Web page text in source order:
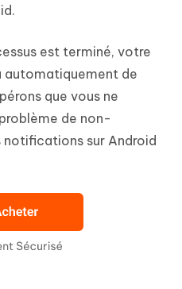
est terminé, votre
automatiquement de
que vous ne
de non-
sur Android